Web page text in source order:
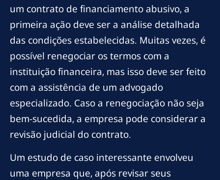
um contrato de financiamento abusivo, a
primeira ação deve ser a análise detalhada
das condições estabelecidas. Muitas vezes, é
possível renegociar os termos com a
instituição financeira, mas isso deve ser feito
com a assistência de um advogado
especializado. Caso a renegociação não seja
bem-sucedida, a empresa pode considerar a
revisão judicial do contrato.
Um estudo de caso interessante envolveu
uma empresa que, após revisar seus